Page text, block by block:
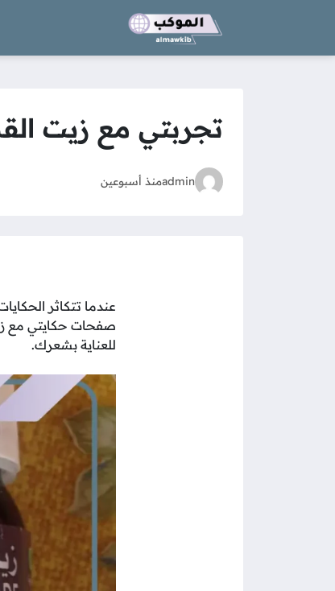
تجربتي مع زيت
adminمنذ أسبوعين
عندما تتكاثر
صفحات حكايتي مع
للعناية بشعرك.